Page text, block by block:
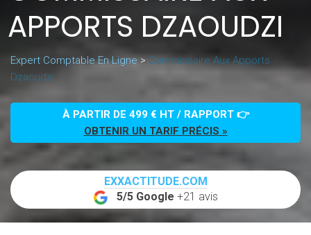
APPORTS DZAOUDZI
Expert Comptable En Ligne>Commissaire Aux Apports
Dzaoudzi
À PARTIR DE 499 € HT / RAPPORT 👉
OBTENIR UN TARIF PRÉCIS »
EXXACTITUDE.COM
5/5 Google +21 avis